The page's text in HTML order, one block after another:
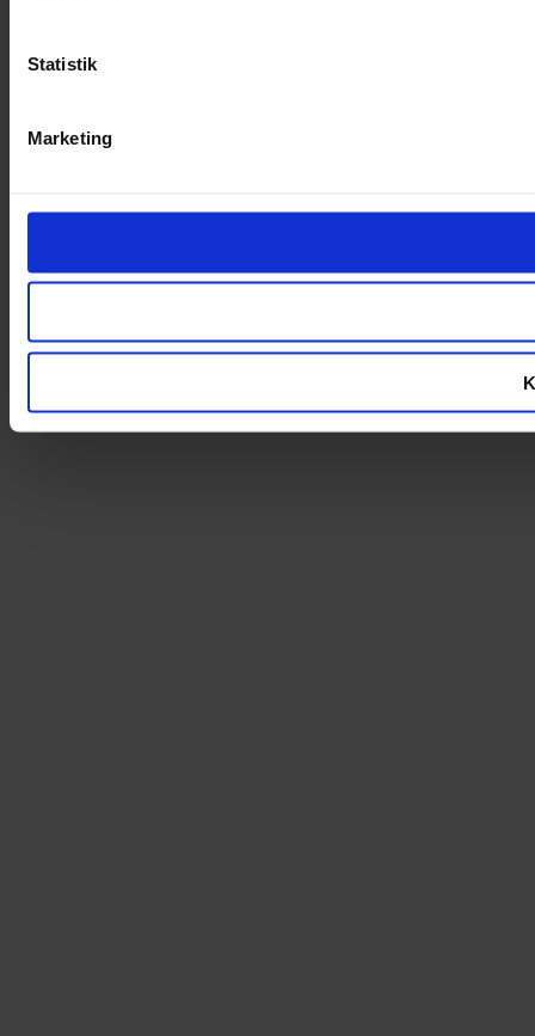
Statistik
Marketing